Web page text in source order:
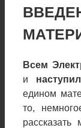
Всем
и
едином
то,